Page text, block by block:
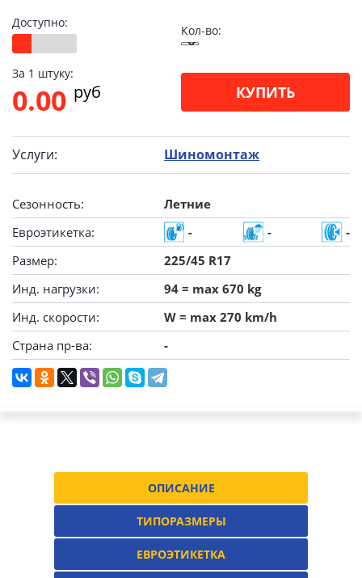
Доступно:
Кол-во:
За 1 штуку:
0.00 pуб КУПИТЬ
Услуги: Шиномонтаж
Сезонность:
Летние
Евроэтикетка:
- -
-
Размер:
225/45 R17
Инд. нагрузки:
94 = max 670 kg
Инд. скорости:
W = max 270 km/h
Страна пр-ва:
-
ОПИСАНИЕ
ТИПОРАЗМЕРЫ
ЕВРОЭТИКЕТКА